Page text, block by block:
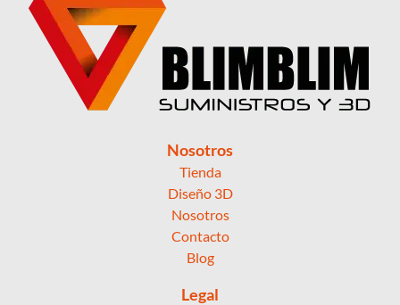
Nosotros
Tienda
Diseño 3D
Nosotros
Contacto
Blog
Legal